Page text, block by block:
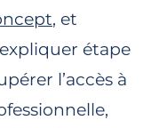
, et
étape
l’accès à